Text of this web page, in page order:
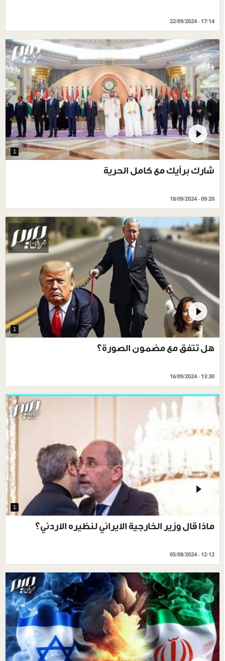
22/09/2024 - 17:14
1
شارك برأيك مع كامل الحرية
18/09/2024 - 09:20
1
هل تتفق مع مضمون الصورة؟
16/09/2024 - 13:30
1
ماذا قال وزير الخارجية الايراني لنظيره الاردني؟
05/08/2024 - 12:12